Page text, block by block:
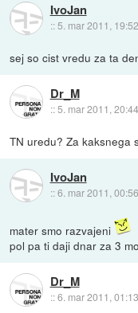
IvoJan
:: 5. mar 2011, 19:52
sej so cist vredu za ta
Dr_M
::5. mar 2011, 20:44
TN uredu? Za kaksnega
IvoJan
::6. mar 2011, 00:56
mater smo razvajeni
pol pa ti daji dnar za 3
Dr_M
::6. mar 2011, 01:13